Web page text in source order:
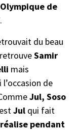
de
.
du beau
Samir
mais
l’occasion de
Jul, Soso
Jul qui fait
pendant